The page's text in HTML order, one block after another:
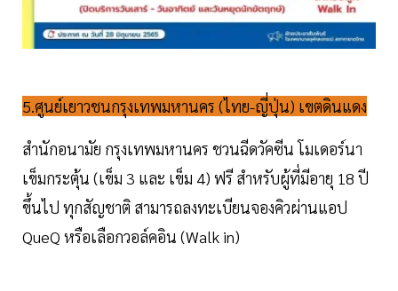
5.ศูนย์เยาวชนกรุงเทพมหานคร (ไทย-ญี่ปุ่น) เขตดินแดง
สำนักอนามัย กรุงเทพมหานคร ชวนฉีดวัคซีน โมเดอร์นา
เข็มกระตุ้น (เข็ม 3 และ เข็ม 4) ฟรี สำหรับผู้ที่มีอายุ 18 ปี
ขึ้นไป ทุกสัญชาติ สามารถลงทะเบียนจองคิวผ่านแอป
QueQ หรือเลือกวอล์คอิน (Walk in)